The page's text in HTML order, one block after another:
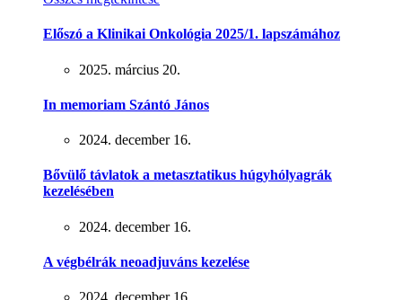
Előszó a Klinikai Onkológia 2025/1. lapszámához
2025. március 20.
In memoriam Szántó János
2024. december 16.
Bővülő távlatok a metasztatikus húgyhólyagrák
kezelésében
2024. december 16.
A végbélrák neoadjuváns kezelése